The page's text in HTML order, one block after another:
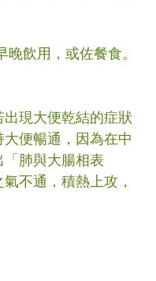
晚飲用，或佐餐食。
現大便乾結的症狀
便暢通，因為在中
肺與大腸相表
不通，積熱上攻，